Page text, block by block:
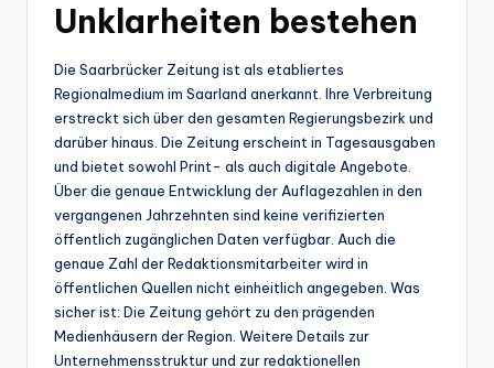
Unklarheiten bestehen
Die Saarbrücker Zeitung ist als etabliertes
Regionalmedium im Saarland anerkannt. Ihre Verbreitung
erstreckt sich über den gesamten Regierungsbezirk und
darüber hinaus. Die Zeitung erscheint in Tagesausgaben
und bietet sowohl Print- als auch digitale Angebote.
Über die genaue Entwicklung der Auflagezahlen in den
vergangenen Jahrzehnten sind keine verifizierten
öffentlich zugänglichen Daten verfügbar. Auch die
genaue Zahl der Redaktionsmitarbeiter wird in
öffentlichen Quellen nicht einheitlich angegeben. Was
sicher ist: Die Zeitung gehört zu den prägenden
Medienhäusern der Region. Weitere Details zur
Unternehmensstruktur und zur redaktionellen